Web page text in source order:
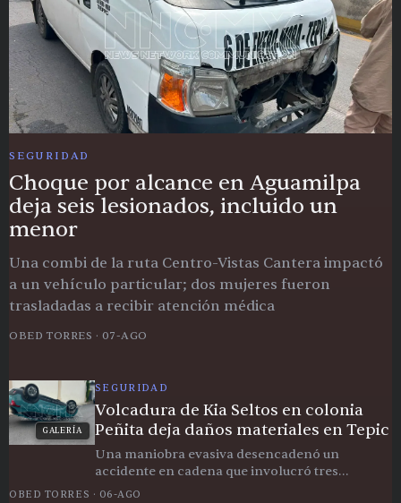
SEGURIDAD
Choque por alcance en Aguamilpa
deja seis lesionados, incluido un
menor
Una combi de la ruta Centro-Vistas Cantera impactó
a un vehículo particular; dos mujeres fueron
trasladadas a recibir atención médica
OBED TORRES · 07-AGO
GALERÍA
SEGURIDAD
Volcadura de Kia Seltos en colonia
Peñita deja daños materiales en Tepic
Una maniobra evasiva desencadenó un
accidente en cadena que involucró tres
vehículos; paramédicos atendieron a la
OBED TORRES · 06-AGO